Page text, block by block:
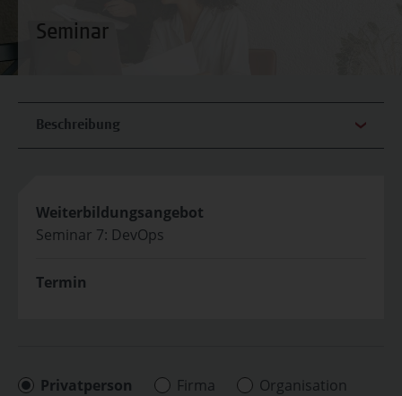
Seminar
Beschreibung
Weiterbildungsangebot
Seminar 7: DevOps
Termin
Privatperson Firma Organisation